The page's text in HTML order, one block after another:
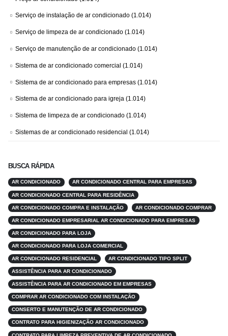
Serviço de instalação de ar condicionado (1.014)
Serviço de limpeza de ar condicionado (1.014)
Serviço de manutenção de ar condicionado (1.014)
Sistema de ar condicionado comercial (1.014)
Sistema de ar condicionado para empresas (1.014)
Sistema de ar condicionado para igreja (1.014)
Sistema de limpeza de ar condicionado (1.014)
Sistemas de ar condicionado residencial (1.014)
BUSCA RÁPIDA
AR CONDICIONADO AR CONDICIONADO CENTRAL PARA EMPRESAS
AR CONDICIONADO CENTRAL PARA RESIDÊNCIA
AR CONDICIONADO COMPRA E INSTALAÇÃO AR CONDICIONADO COMPRAR
AR CONDICIONADO EMPRESARIAL AR CONDICIONADO PARA EMPRESAS
AR CONDICIONADO PARA LOJA
AR CONDICIONADO PARA LOJA COMERCIAL
AR CONDICIONADO RESIDENCIAL AR CONDICIONADO TIPO SPLIT
ASSISTÊNCIA PARA AR CONDICIONADO
ASSISTÊNCIA PARA AR CONDICIONADO EM EMPRESAS
COMPRAR AR CONDICIONADO COM INSTALAÇÃO
CONSERTO E MANUTENÇÃO DE AR CONDICIONADO
CONTRATO PARA HIGIENIZAÇÃO AR CONDICIONADO